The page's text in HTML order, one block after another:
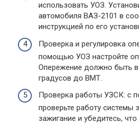
использовать УОЗ.
автомобиля ВАЗ-2101 в
инструкцией по его
Проверка и регулировка
помощью УОЗ настройте
Опережение должно быть в
градусов до ВМТ.
Проверка работы УЗСК: с
проверьте работу системы
зажигание и убедитесь,